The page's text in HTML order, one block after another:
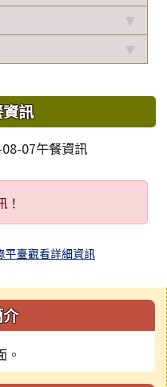
訊
07午餐資訊
平臺觀看詳細資訊
。